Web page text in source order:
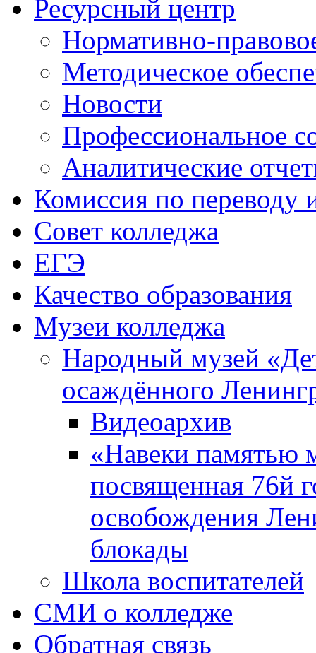
Ресурсный центр
Нормативно-
Методическое
Новости
Профессиональное
Аналитические
Комиссия по переводу
Совет колледжа
ЕГЭ
Качество образования
Музеи колледжа
Народный музей
осаждённого
Видеоархив
«Навеки памятью
посвященная 76й
освобождения
блокады
Школа воспитателей
СМИ о колледже
Обратная связь